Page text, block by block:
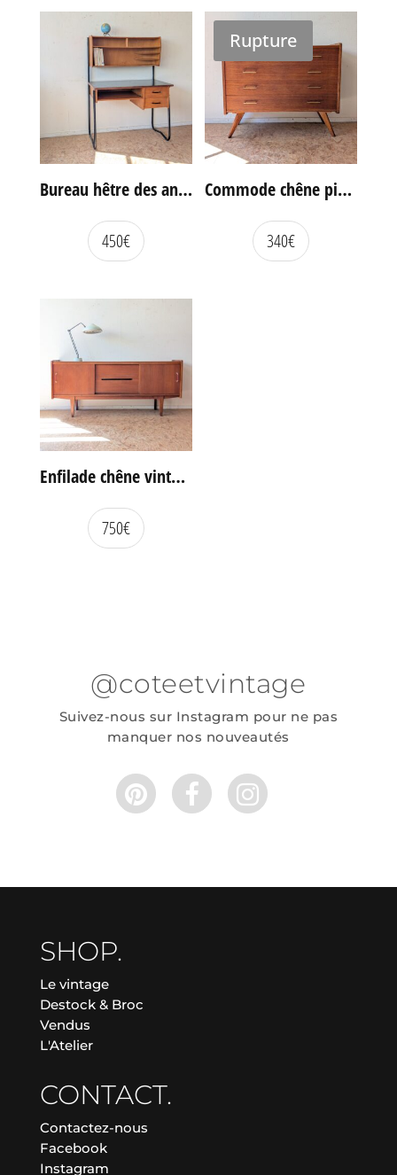
Bureau hêtre des années 60
450€
Rupture
Commode chêne pieds compas vintage
340€
Enfilade chêne vintage portes coulissantes
750€
@coteetvintage
Suivez-nous sur Instagram pour ne pas
manquer nos nouveautés
SHOP.
Le vintage
Destock & Broc
Vendus
L'Atelier
CONTACT.
Contactez-nous
Facebook
Instagram